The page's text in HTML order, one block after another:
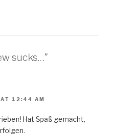
sucks…”
12:44 AM
Hat Spaß gemacht,